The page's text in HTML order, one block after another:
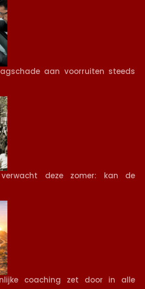
aan voorruiten steeds
verwacht deze zomer: kan de
coaching zet door in alle